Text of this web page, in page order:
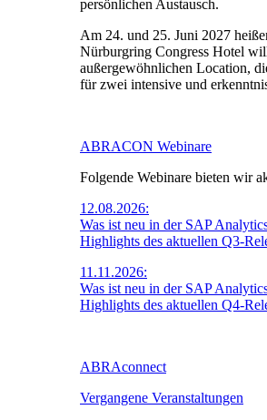
persönlichen Austausch.
Am 24. und 25. Juni 2027
Nürburgring Congress Hotel
außergewöhnlichen Location,
für zwei intensive und
ABRACON Webinare
Folgende Webinare bieten wir
12.08.2026:
Was ist neu in der SAP
Highlights des aktuellen Q3-
11.11.2026:
Was ist neu in der SAP
Highlights des aktuellen Q4-
ABRAconnect
Vergangene Veranstaltungen